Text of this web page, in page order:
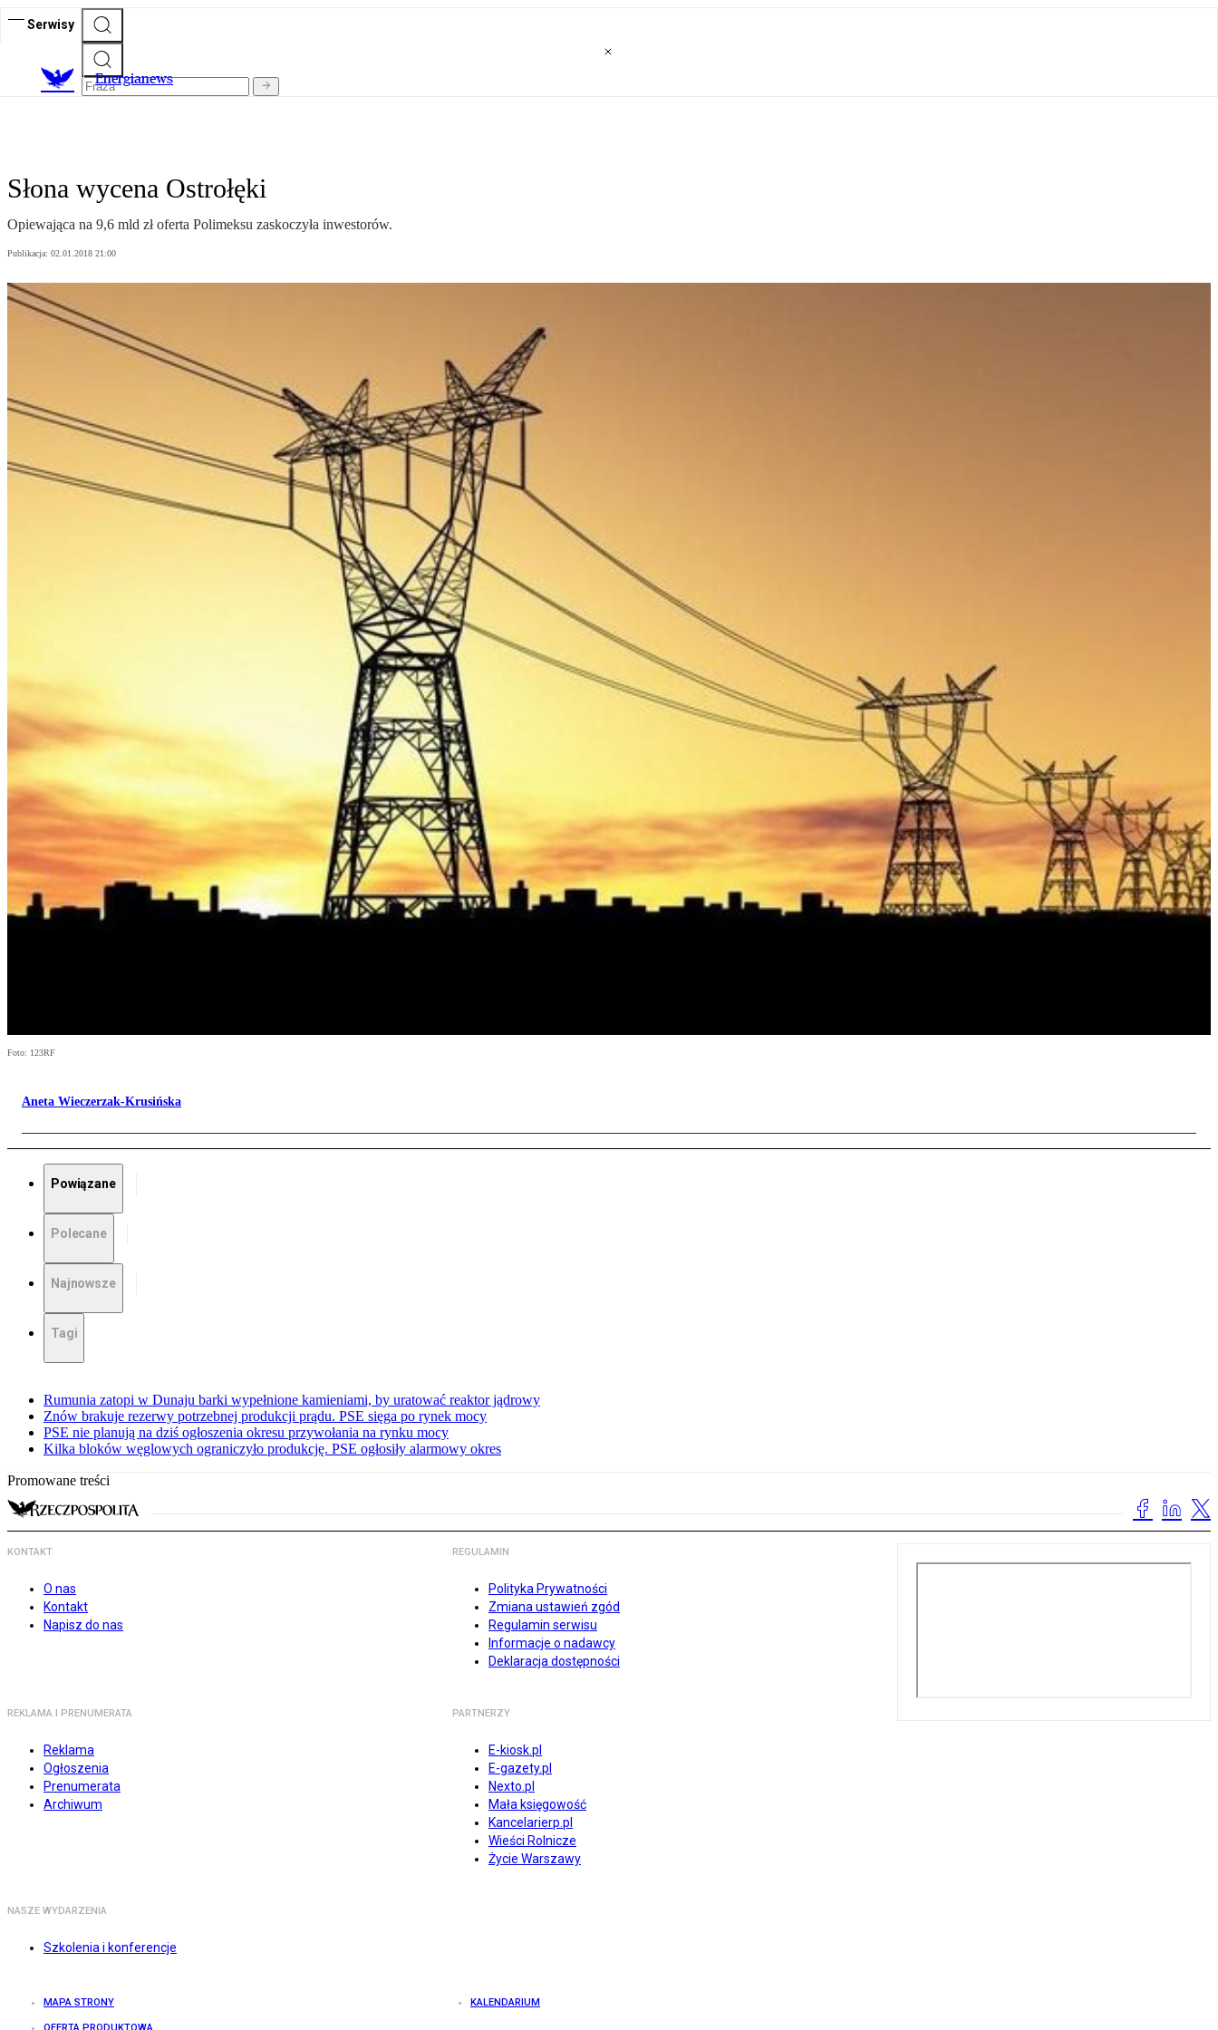
Serwisy
Energianews
Słona wycena Ostrołęki
Opiewająca na 9,6 mld zł oferta Polimeksu zaskoczyła inwestorów.
Publikacja: 02.01.2018 21:00
Foto: 123RF
Aneta Wieczerzak-Krusińska
Powiązane
Polecane
Najnowsze
Tagi
Rumunia zatopi w Dunaju barki wypełnione kamieniami, by uratować reaktor jądrowy
Znów brakuje rezerwy potrzebnej produkcji prądu. PSE sięga po rynek mocy
PSE nie planują na dziś ogłoszenia okresu przywołania na rynku mocy
Kilka bloków węglowych ograniczyło produkcję. PSE ogłosiły alarmowy okres
Promowane treści
KONTAKT
O nas
Kontakt
Napisz do nas
REGULAMIN
Polityka Prywatności
Zmiana ustawień zgód
Regulamin serwisu
Informacje o nadawcy
Deklaracja dostępności
REKLAMA I PRENUMERATA
Reklama
Ogłoszenia
Prenumerata
Archiwum
PARTNERZY
E-kiosk.pl
E-gazety.pl
Nexto.pl
Mała księgowość
Kancelarierp.pl
Wieści Rolnicze
Życie Warszawy
NASZE WYDARZENIA
Szkolenia i konferencje
MAPA STRONY KALENDARIUM